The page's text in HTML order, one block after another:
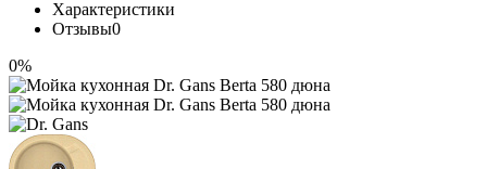
Характеристики
Отзывы0
0%